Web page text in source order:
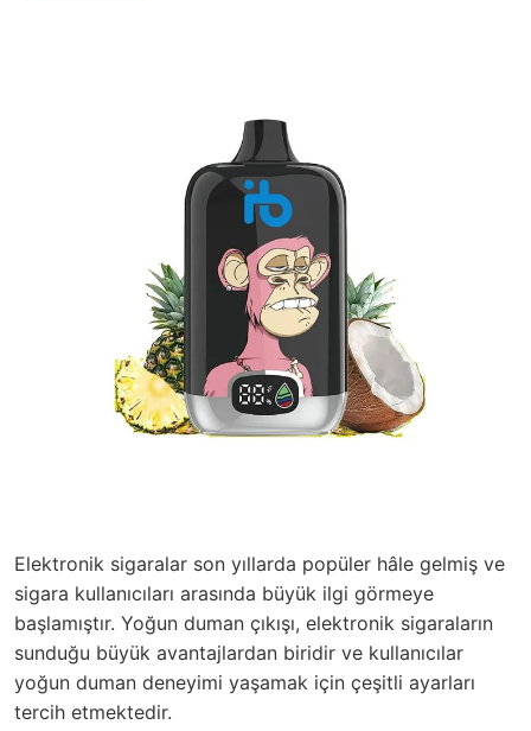
Elektronik sigaralar son yıllarda popüler hâle gelmiş ve
sigara kullanıcıları arasında büyük ilgi görmeye
başlamıştır. Yoğun duman çıkışı, elektronik sigaraların
sunduğu büyük avantajlardan biridir ve kullanıcılar
yoğun duman deneyimi yaşamak için çeşitli ayarları
tercih etmektedir.